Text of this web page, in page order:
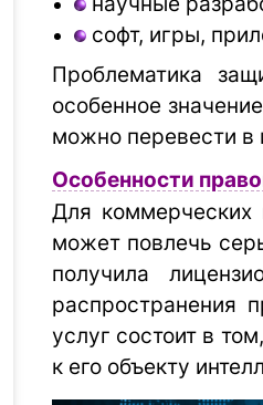
софт, игры,
Проблематика
особенное
можно перевести в
Особенности
Для коммерческих
может повлечь
получила
распространения
услуг состоит в
к его объекту